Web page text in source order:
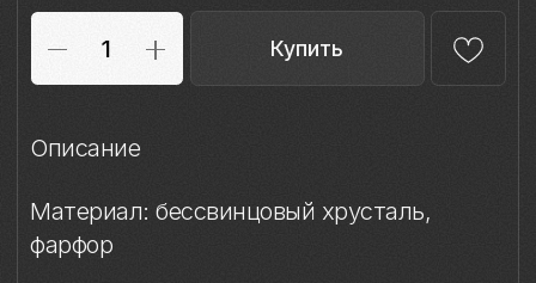
Техника: ручная лепка и роспись
Диаметр: 8 см
Комплект: 1 бокал в подарочной упаковке